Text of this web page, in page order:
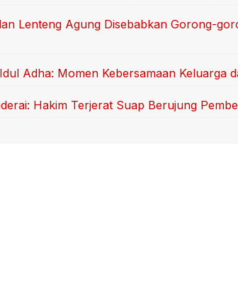
Lenteng Agung Disebabkan Gorong-
Adha: Momen Kebersamaan Keluarga
Hakim Terjerat Suap Berujung